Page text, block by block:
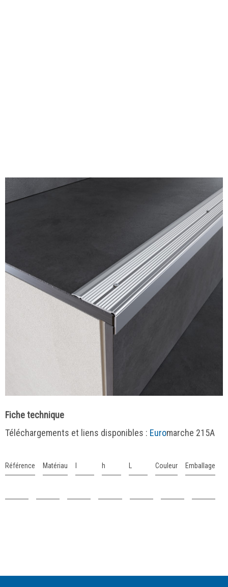
Fiche technique
Téléchargements et liens disponibles : Euromarche 215A
Référence Matériau h Couleur Emballage